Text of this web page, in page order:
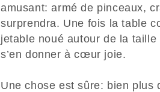
amusant: armé de pinceaux,
surprendra. Une fois la table
jetable noué autour de la
s’en donner à cœur joie.
Une chose est sûre: bien plus